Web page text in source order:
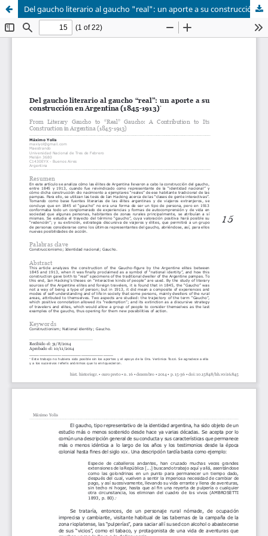
Del gaucho literario al gaucho "real": un aporte a su construcción en Argentina (1845-1913)